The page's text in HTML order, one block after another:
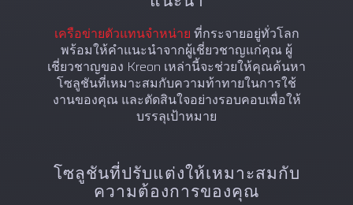
เครือข่ายตัวแทนจำหน่าย ที่กระจายอยู่ทั่วโลก
พร้อมให้คำแนะนำจากผู้เชี่ยวชาญแก่คุณ ผู้
เชี่ยวชาญของ Kreon เหล่านี้จะช่วยให้คุณค้นหา
โซลูชันที่เหมาะสมกับความท้าทายในการใช้
งานของคุณ และตัดสินใจอย่างรอบคอบเพื่อให้
บรรลุเป้าหมาย
โซลูชันที่ปรับแต่งให้เหมาะสมกับ
ความต้องการของคุณ